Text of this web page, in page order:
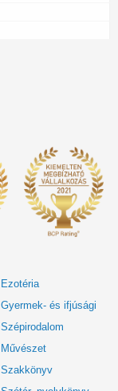
Ezotéria
Gyermek- és ifjúsági
Szépirodalom
Művészet
Szakkönyv